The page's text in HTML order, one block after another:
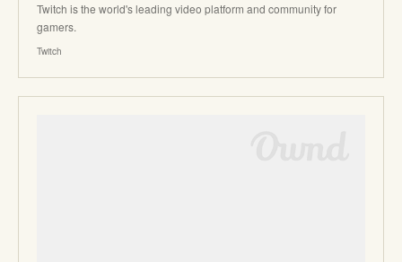
Twitch is the world's leading video platform and community for
gamers.
Twitch